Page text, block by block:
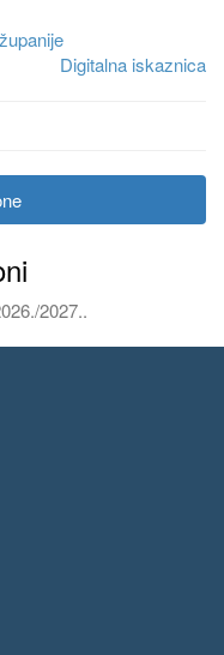
Digitalna iskaznica
2027..